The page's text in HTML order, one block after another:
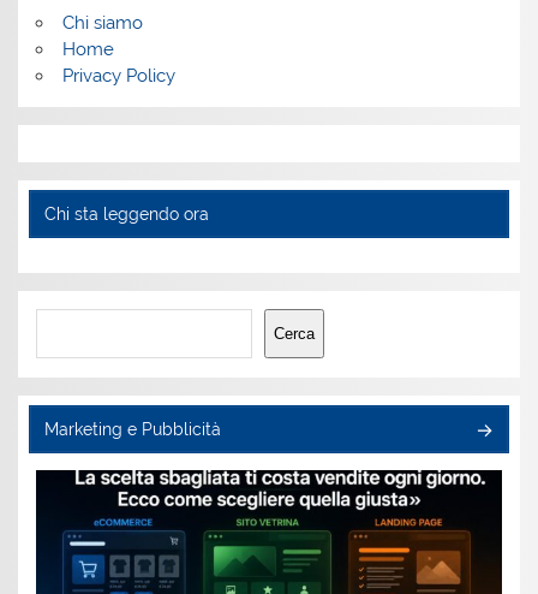
Chi siamo
Home
Privacy Policy
Chi sta leggendo ora
Cerca
Cerca
Marketing e Pubblicità